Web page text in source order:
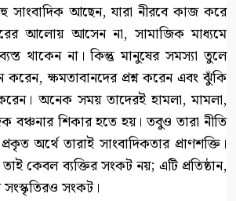
আছেন, যারা নীরবে কাজ করে
আলোয় আসেন না, সামাজিক মাধ্যমে
থাকেন না। কিন্তু মানুষের সমস্যা তুলে
করেন, ক্ষমতাবানদের প্রশ্ন করেন এবং ঝুঁকি
অনেক সময় তাদেরই হামলা, মামলা,
বঞ্চনার শিকার হতে হয়। তবুও তারা নীতি
অর্থে তারাই সাংবাদিকতার প্রাণশক্তি।
কেবল ব্যক্তির সংকট নয়; এটি প্রতিষ্ঠান,
সংস্কৃতিরও সংকট।